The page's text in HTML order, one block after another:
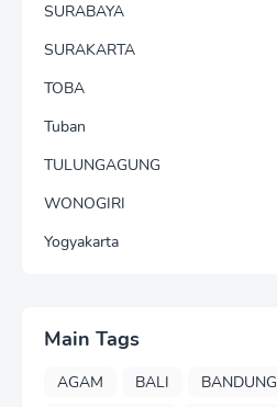
SURABAYA
SURAKARTA
TOBA
Tuban
TULUNGAGUNG
WONOGIRI
Yogyakarta
Main Tags
AGAM BALI BANDUNG